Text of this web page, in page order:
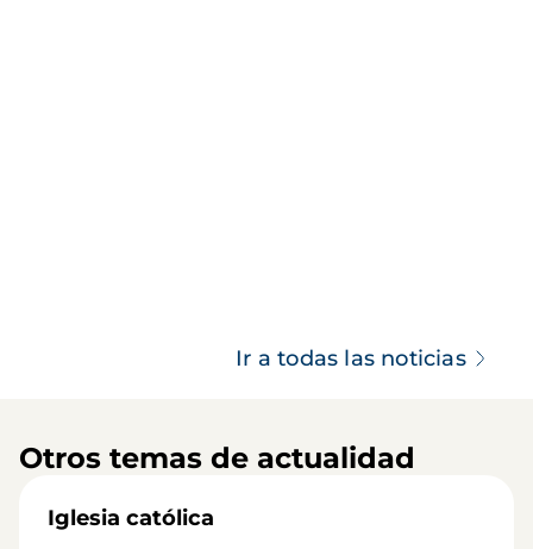
Ir a todas las noticias
Otros temas de actualidad
Iglesia católica